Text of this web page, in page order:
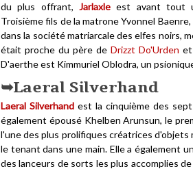
du plus offrant,Jarlaxle est avant tout
Troisième fils de la matrone Yvonnel
dans la société matriarcale des elfes noirs,
était proche du père de Drizzt Do'Urden et
D'aerthe est Kimmuriel Oblodra, un
Laeral Silverhand
Laeral Silverhand est la cinquième des
également épousé Khelben Arunsun, le
l'une des plus prolifiques créatrices
le tenant dans une main. Elle a également
des lanceurs de sorts les plus accomplies